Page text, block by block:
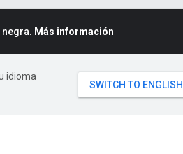
Más información
idioma